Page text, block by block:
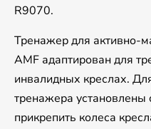
R9070.
Тренажер для активно-
AMF адаптирован для
инвалидных креслах.
тренажера
прикрепить колеса